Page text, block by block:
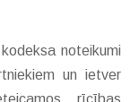
noteikumi
un ietver
rīcības